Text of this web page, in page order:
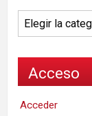
Categorías
Acceso
Acceder